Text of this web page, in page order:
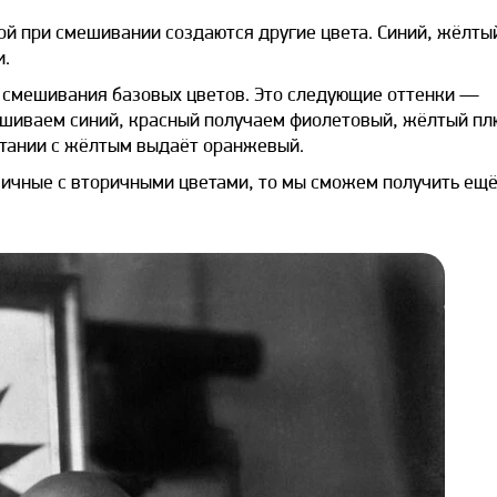
при смешивании создаются другие цвета. Синий,
базовых цветов. Это следующие оттенки —
синий, красный получаем фиолетовый, жёлтый
с жёлтым выдаёт оранжевый.
с вторичными цветами, то мы сможем получить ещё